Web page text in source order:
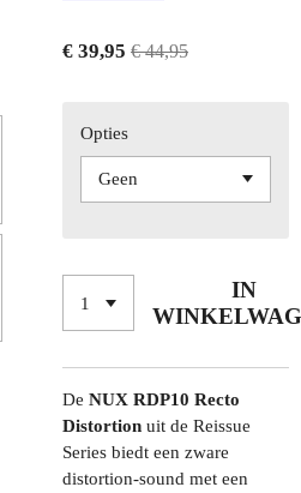
€ 39,95 € 44,95
Opties
IN
De NUX RDP10 Recto
Distortion uit de Reissue
Series biedt een zware
distortion-sound met een